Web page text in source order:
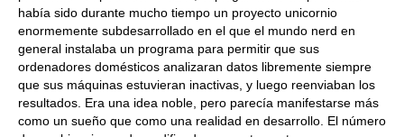
había sido durante mucho tiempo un proyecto unicornio
enormemente subdesarrollado en el que el mundo nerd en
general instalaba un programa para permitir que sus
ordenadores domésticos analizaran datos libremente siempre
que sus máquinas estuvieran inactivas, y luego reenviaban los
resultados. Era una idea noble, pero parecía manifestarse más
como un sueño que como una realidad en desarrollo. El número